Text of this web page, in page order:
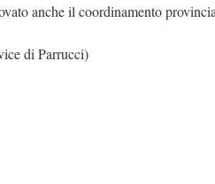
anche il coordinamento
di Parrucci)